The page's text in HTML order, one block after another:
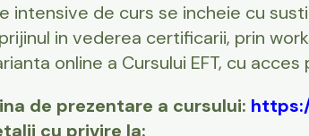
intensive de curs se incheie cu
in vederea certificarii, prin
online a Cursului EFT, cu acces
de prezentare a cursului:
cu privire la: